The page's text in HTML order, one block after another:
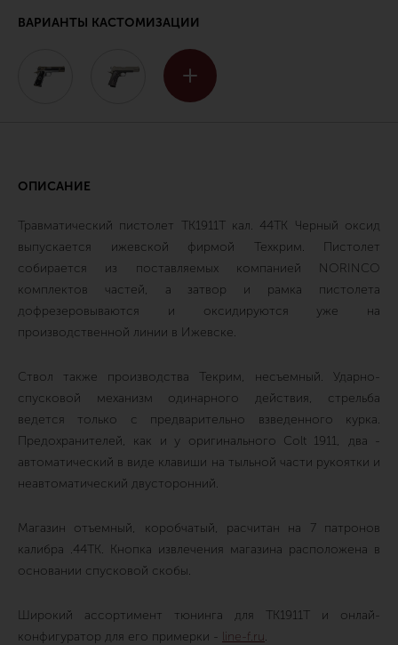
ВАРИАНТЫ КАСТОМИЗАЦИИ
ОПИСАНИЕ
Травматический пистолет TK1911T кал. 44ТК Черный оксид
выпускается ижевской фирмой Техкрим. Пистолет
собирается из поставляемых компанией NORINCO
комплектов частей, а затвор и рамка пистолета
дофрезеровываются и оксидируются уже на
производственной линии в Ижевске.
Ствол также производства Текрим, несъемный. Ударно-
спусковой механизм одинарного действия, стрельба
ведется только с предварительно взведенного курка.
Предохранителей, как и у оригинального Colt 1911, два -
автоматический в виде клавиши на тыльной части рукоятки и
неавтоматический двусторонний.
Магазин отъемный, коробчатый, расчитан на 7 патронов
калибра .44ТК. Кнопка извлечения магазина расположена в
основании спусковой скобы.
Широкий ассортимент тюнинга для ТК1911Т и онлай-
конфигуратор для его примерки - line-f.ru.